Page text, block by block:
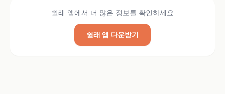
쉴래 앱에서 더 많은 정보를 확인하세요
쉴래 앱 다운받기